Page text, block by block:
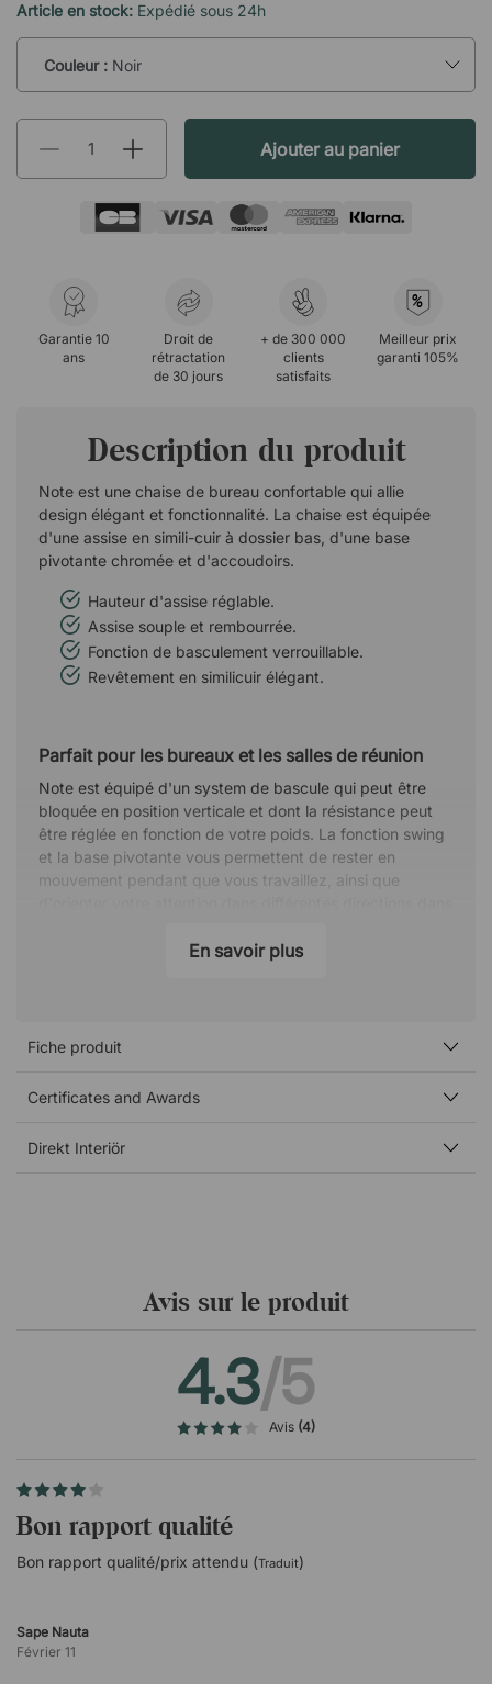
Article en stock: Expédié sous 24h
Couleur : Noir
Ajouter au panier
Garantie 10
ans
Droit de
rétractation
de 30 jours
+ de 300 000
clients
satisfaits
%
Meilleur prix
garanti 105%
Description du produit
Note est une chaise de bureau confortable qui allie
design élégant et fonctionnalité. La chaise est équipée
d'une assise en simili-cuir à dossier bas, d'une base
pivotante chromée et d'accoudoirs.
Hauteur d'assise réglable.
Assise souple et rembourrée.
Fonction de basculement verrouillable.
Revêtement en similicuir élégant.
Parfait pour les bureaux et les salles de réunion
Note est équipé d'un system de bascule qui peut être
bloquée en position verticale et dont la résistance peut
être réglée en fonction de votre poids. La fonction swing
et la base pivotante vous permettent de rester en
mouvement pendant que vous travaillez, ainsi que
design élégant de la chaise, font de Note une excellente
Hauteur d'assise réglable.
Fonction de bascule verrouillable avec résistance
Dossier verrouillable en position verticale.
En savoir plus
Fiche produit
Certificates and Awards
Direkt Interiör
Avis sur le produit
4.3/5
Avis (4)
Bon rapport qualité
Bon rapport qualité/prix attendu (Traduit)
Sape Nauta
Février 11